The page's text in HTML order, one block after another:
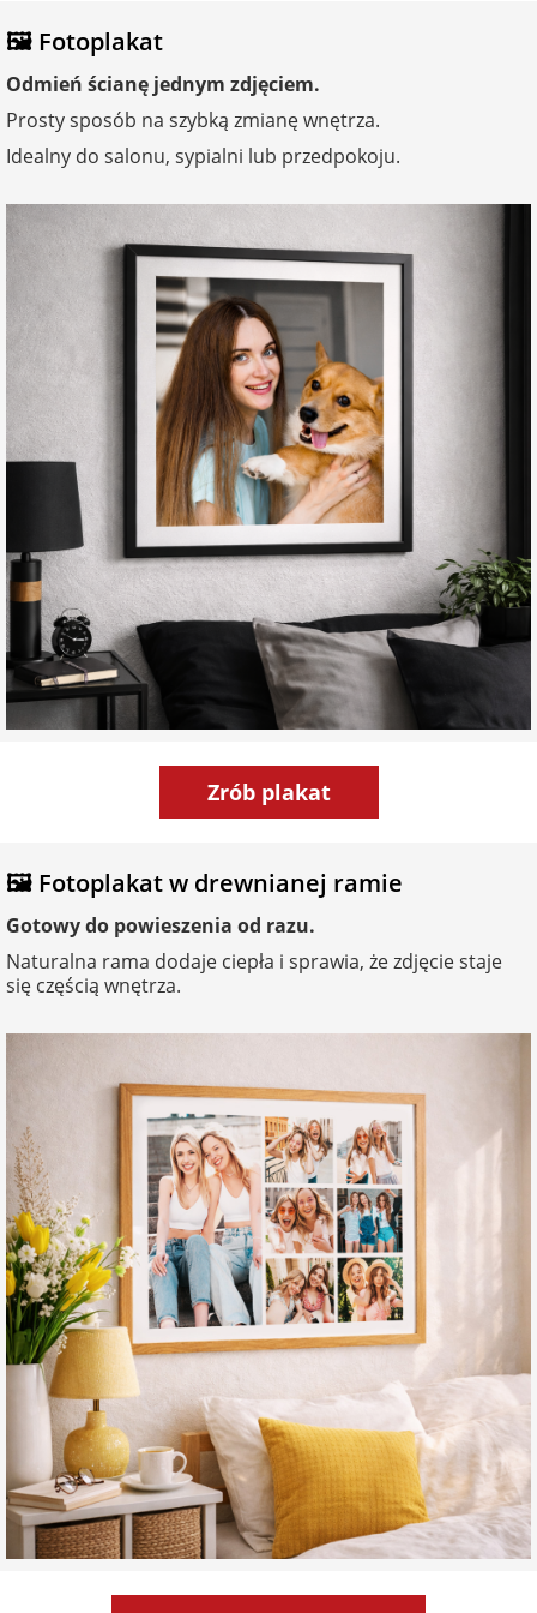
na Wielkanoc
na wieczór
panieński
na wieczór
🖼️ Fotoplakat
Odmień ścianę jednym zdjęciem.
Prosty sposób na szybką zmianę wnętrza.
Idealny do salonu, sypialni lub przedpokoju.
Zrób plakat
🖼️ Fotoplakat w drewnianej ramie
Gotowy do powieszenia od razu.
Naturalna rama dodaje ciepła i sprawia, że zdjęcie staje
się częścią wnętrza.